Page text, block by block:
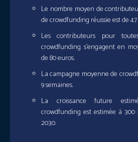
Le nombre moyen de
de crowdfunding réussie est de 47.
Les contributeurs pour
crowdfunding s’engagent en
de 80 euros.
La campagne moyenne de
9 semaines.
La croissance future
crowdfunding est estimée à 300
2030.